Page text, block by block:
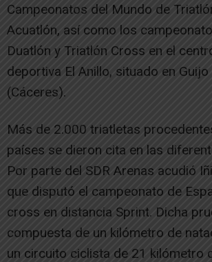
Campeonatos del Mundo de
Acuatlón, así como los
Duatlón y Triatlón Cross en el
deportiva El Anillo, situado en Guijo
(Cáceres).
Más de 2.000 triatletas
países se dieron cita en las
Por parte del SDR Arenas acudió
que disputó el campeonato de
cross en distancia Sprint. Dicha
compuesta de un kilómetro de
un circuito ciclista de 21 kilómetro